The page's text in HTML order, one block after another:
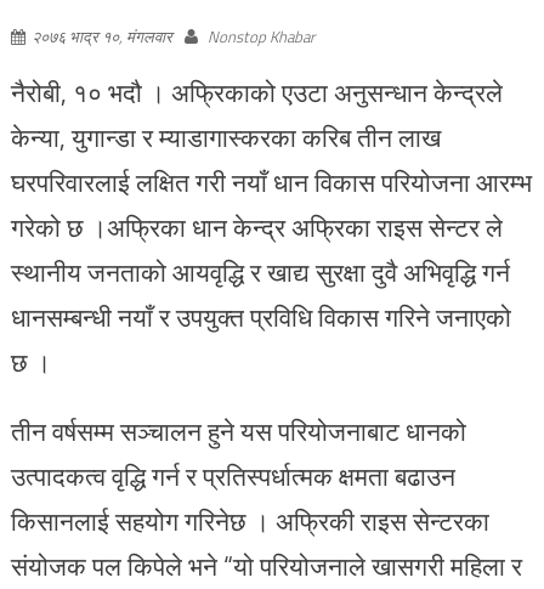
२०७६ भाद्र १०, मंगलवार Nonstop Khabar
नैरोबी, १० भदौ । अफ्रिकाको एउटा अनुसन्धान केन्द्रले
केन्या, युगान्डा र म्याडागास्करका करिब तीन लाख
घरपरिवारलाई लक्षित गरी नयाँ धान विकास परियोजना आरम्भ
गरेको छ ।अफ्रिका धान केन्द्र अफ्रिका राइस सेन्टर ले
स्थानीय जनताको आयवृद्धि र खाद्य सुरक्षा दुवै अभिवृद्धि गर्न
धानसम्बन्धी नयाँ र उपयुक्त प्रविधि विकास गरिने जनाएको
छ ।
तीन वर्षसम्म सञ्चालन हुने यस परियोजनाबाट धानको
उत्पादकत्व वृद्धि गर्न र प्रतिस्पर्धात्मक क्षमता बढाउन
किसानलाई सहयोग गरिनेछ । अफ्रिकी राइस सेन्टरका
संयोजक पल किपेले भने “यो परियोजनाले खासगरी महिला र